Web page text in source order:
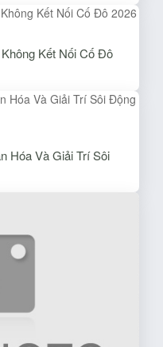
Kết Nối Cố Đô
Hóa Và Giải Trí Sôi